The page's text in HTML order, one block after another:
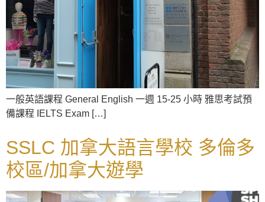
一般英語課程 General English 一週 15-25 小時 雅思考試預
備課程 IELTS Exam […]
SSLC 加拿大語言學校 多倫多
校區/加拿大遊學